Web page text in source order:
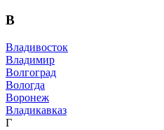
В
Владивосток
Владимир
Волгоград
Вологда
Воронеж
Владикавказ
Г